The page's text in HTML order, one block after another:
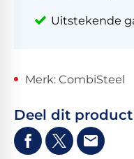
Uitstekende
Merk: CombiSteel
Deel dit product